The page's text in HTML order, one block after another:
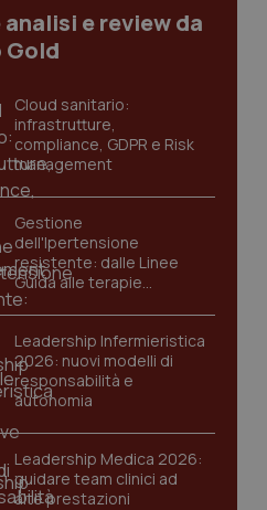
e review da
Gold
Cloud sanitario:
infrastrutture,
compliance, GDPR e Risk
management
Gestione
dell'Ipertensione
resistente: dalle Linee
Guida alle terapie
innovative
Leadership Infermieristica
2026: nuovi modelli di
responsabilità e
autonomia
Leadership Medica 2026:
guidare team clinici ad
alte prestazioni